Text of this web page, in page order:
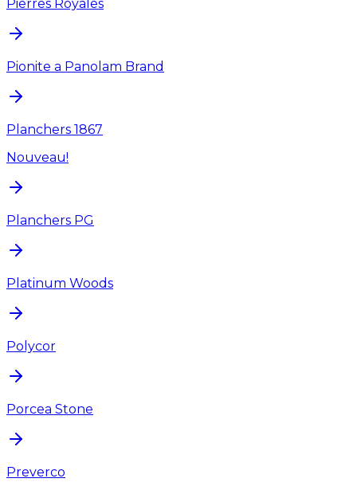
Pierres Royales
Pionite a Panolam Brand
Planchers 1867
Nouveau!
Planchers PG
Platinum Woods
Polycor
Porcea Stone
Preverco